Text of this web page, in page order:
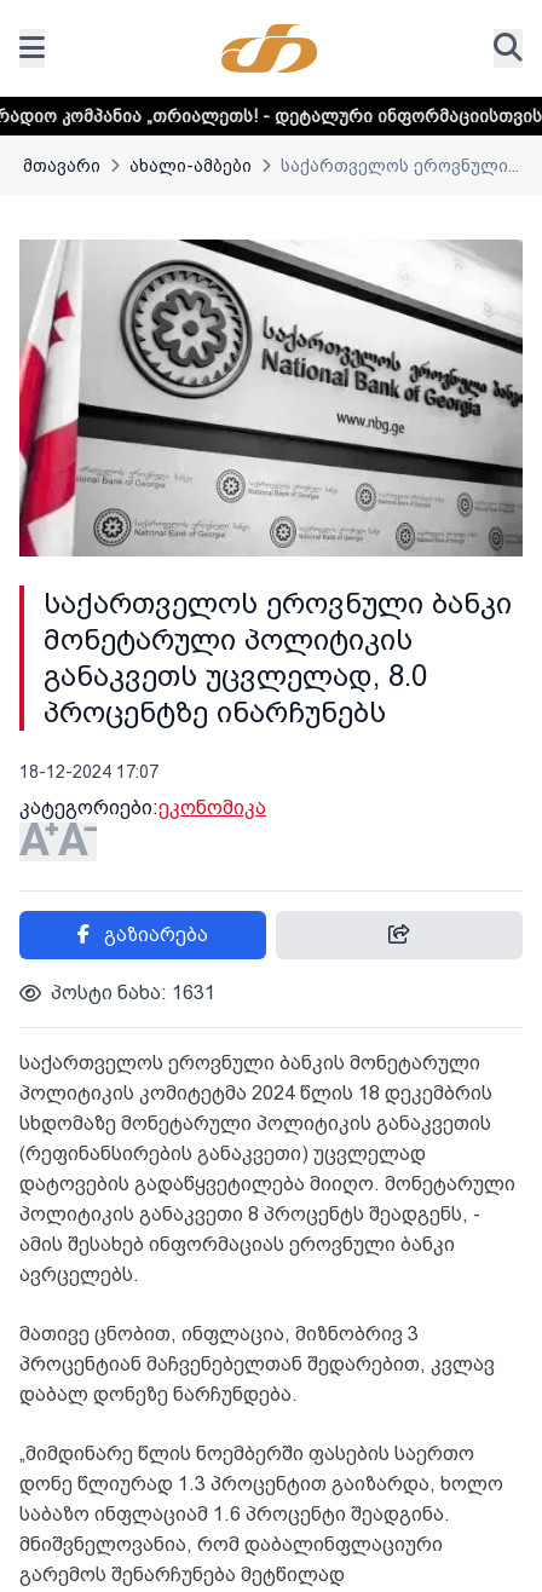
„თრიალეთს! - დეტალური ინფორმაციისთვის დააკლიკეთ
მთავარი ახალი-ამბები საქართველოს ეროვნული...
საქართველოს ეროვნული ბანკი
მონეტარული პოლიტიკის
განაკვეთს უცვლელად, 8.0
პროცენტზე ინარჩუნებს
18-12-2024 17:07
კატეგორიები:ეკონომიკა
გაზიარება
პოსტი ნახა: 1631
საქართველოს ეროვნული ბანკის მონეტარული
პოლიტიკის კომიტეტმა 2024 წლის 18 დეკემბრის
სხდომაზე მონეტარული პოლიტიკის განაკვეთის
(რეფინანსირების განაკვეთი) უცვლელად
დატოვების გადაწყვეტილება მიიღო. მონეტარული
პოლიტიკის განაკვეთი 8 პროცენტს შეადგენს, -
ამის შესახებ ინფორმაციას ეროვნული ბანკი
ავრცელებს.
მათივე ცნობით, ინფლაცია, მიზნობრივ 3
პროცენტიან მაჩვენებელთან შედარებით, კვლავ
დაბალ დონეზე ნარჩუნდება.
„მიმდინარე წლის ნოემბერში ფასების საერთო
დონე წლიურად 1.3 პროცენტით გაიზარდა, ხოლო
საბაზო ინფლაციამ 1.6 პროცენტი შეადგინა.
მნიშვნელოვანია, რომ დაბალინფლაციური
გარემოს შენარჩუნება მეტწილად